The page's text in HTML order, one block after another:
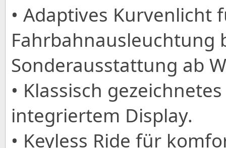
• Adaptives Kurvenlicht
Fahrbahnausleuchtung
Sonderausstattung ab
• Klassisch
integriertem Display.
• Keyless Ride für